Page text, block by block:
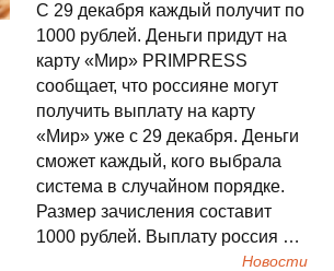
С 29 декабря каждый получит по
1000 рублей. Деньги придут на
карту «Мир» PRIMPRESS
сообщает, что россияне могут
получить выплату на карту
«Мир» уже с 29 декабря. Деньги
сможет каждый, кого выбрала
система в случайном порядке.
Размер зачисления составит
1000 рублей. Выплату россия …
Новости